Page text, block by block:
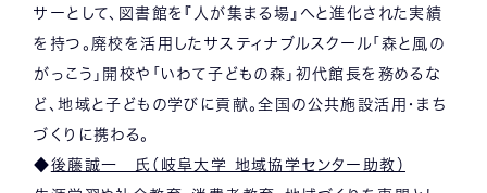
サーとして、図書館を『人が集まる場』へと進化された実績
を持つ。廃校を活用したサスティナブルスクール「森と風の
がっこう」開校や「いわて子どもの森」初代館長を務めるな
ど、地域と子どもの学びに貢献。全国の公共施設活用・まち
づくりに携わる。
◆後藤誠一 氏（岐阜大学 地域協学センター助教）